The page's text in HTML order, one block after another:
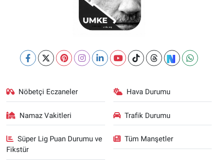
Nöbetçi Eczaneler Hava Durumu
Namaz Vakitleri Trafik Durumu
Süper Lig Puan Durumu ve
Fikstür
Tüm Manşetler